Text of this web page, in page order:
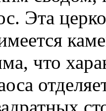
Эта
что